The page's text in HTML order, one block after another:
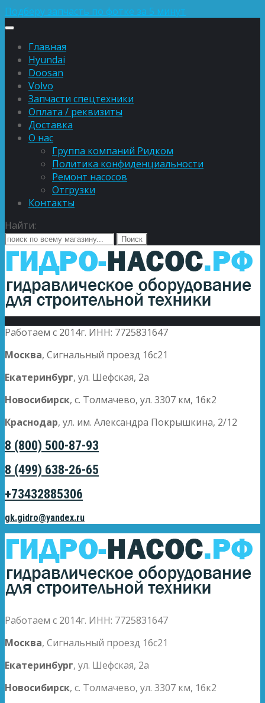
Подберу запчасть по фотке за 5 минут
Главная
Hyundai
Doosan
Volvo
Запчасти спецтехники
Оплата / реквизиты
Доставка
О нас
Группа компаний Ридком
Политика конфиденциальности
Ремонт насосов
Отгрузки
Контакты
Найти:
Работаем с 2014г. ИНН: 7725831647
Москва, Сигнальный проезд 16с21
Екатеринбург, ул. Шефская, 2а
Новосибирск, с. Толмачево, ул. 3307 км, 16к2
Краснодар, ул. им. Александра Покрышкина, 2/12
8 (800) 500-87-93
8 (499) 638-26-65
+73432885306
gk.gidro@yandex.ru
Работаем с 2014г. ИНН: 7725831647
Москва, Сигнальный проезд 16с21
Екатеринбург, ул. Шефская, 2а
Новосибирск, с. Толмачево, ул. 3307 км, 16к2